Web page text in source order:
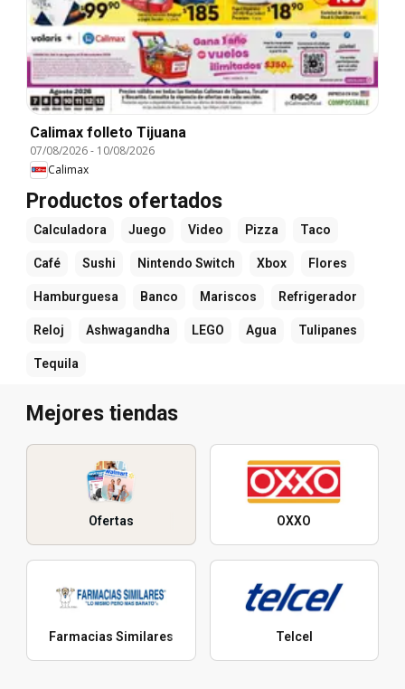
Calimax folleto Tijuana
07/08/2026- 10/08/2026
Calimax
Productos ofertados
Calculadora Juego Video Pizza Taco
Café Sushi Nintendo Switch Xbox Flores
Hamburguesa Banco Mariscos Refrigerador
Reloj Ashwagandha LEGO Agua Tulipanes
Tequila
Mejores tiendas
Ofertas OXXO
Farmacias Similares Telcel